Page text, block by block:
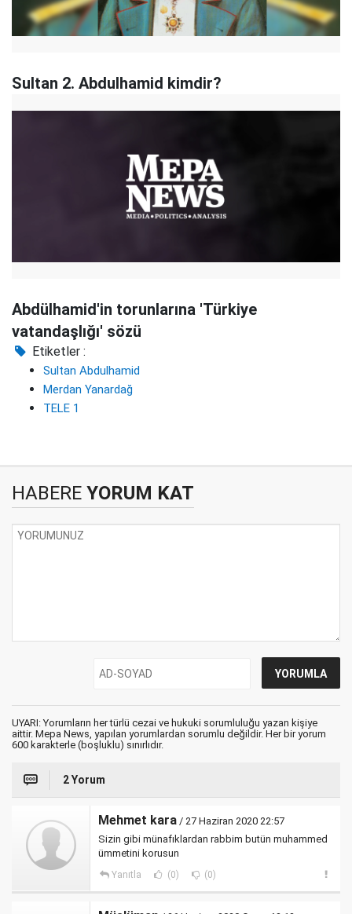
Sultan 2. Abdulhamid kimdir?
Abdülhamid'in torunlarına 'Türkiye
vatandaşlığı' sözü
Etiketler :
Sultan Abdulhamid
Merdan Yanardağ
TELE 1
HABERE YORUM KAT
UYARI: Yorumların her türlü cezai ve hukuki sorumluluğu yazan kişiye
aittir. Mepa News, yapılan yorumlardan sorumlu değildir. Her bir yorum
600 karakterle (boşluklu) sınırlıdır.
2 Yorum
Mehmet kara / 27 Haziran 2020 22:57
Sizin gibi münafıklardan rabbim butün muhammed
ümmetini korusun
Yanıtla (0) (0)